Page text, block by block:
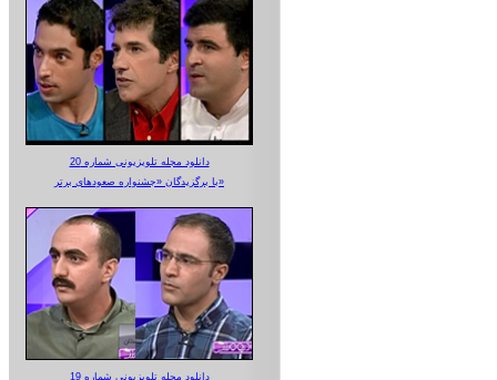
دانلود مجله تلویزیونی شماره 20
با برگزیدگان «جشنواره صعودهای برتر»
دانلود مجله تلویزیونی شماره 19